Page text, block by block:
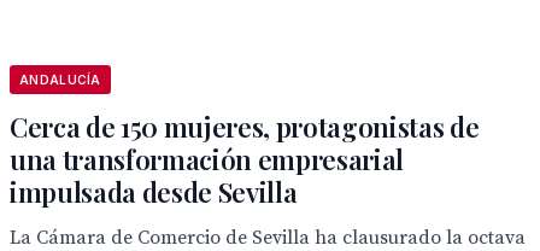
ANDALUCÍA
Cerca de 150 mujeres, protagonistas de
una transformación empresarial
impulsada desde Sevilla
La Cámara de Comercio de Sevilla ha clausurado la octava